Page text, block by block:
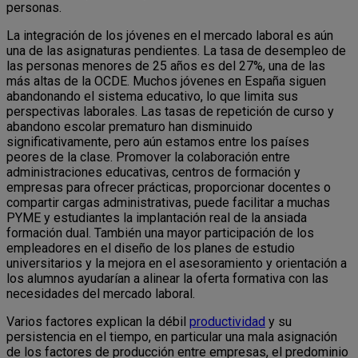
personas.
La integración de los jóvenes en el mercado laboral es aún
una de las asignaturas pendientes. La tasa de desempleo de
las personas menores de 25 años es del 27%, una de las
más altas de la OCDE. Muchos jóvenes en España siguen
abandonando el sistema educativo, lo que limita sus
perspectivas laborales. Las tasas de repetición de curso y
abandono escolar prematuro han disminuido
significativamente, pero aún estamos entre los países
peores de la clase. Promover la colaboración entre
administraciones educativas, centros de formación y
empresas para ofrecer prácticas, proporcionar docentes o
compartir cargas administrativas, puede facilitar a muchas
PYME y estudiantes la implantación real de la ansiada
formación dual. También una mayor participación de los
empleadores en el diseño de los planes de estudio
universitarios y la mejora en el asesoramiento y orientación a
los alumnos ayudarían a alinear la oferta formativa con las
necesidades del mercado laboral.
Varios factores explican la débil productividad y su
persistencia en el tiempo, en particular una mala asignación
de los factores de producción entre empresas, el predominio